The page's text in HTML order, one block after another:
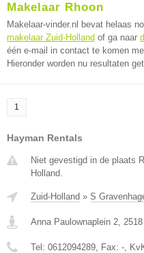
Makelaar Rhoon
Makelaar-vinder.nl bevat helaas
makelaar Zuid-Holland of ga naar
één e-mail in contact te komen
Hieronder worden nu resultaten
1
Hayman Rentals
Niet gevestigd in de plaats
Holland.
Zuid-Holland » S
Anna Paulownaplein 2,
Tel: 0612094289, Fax: -,